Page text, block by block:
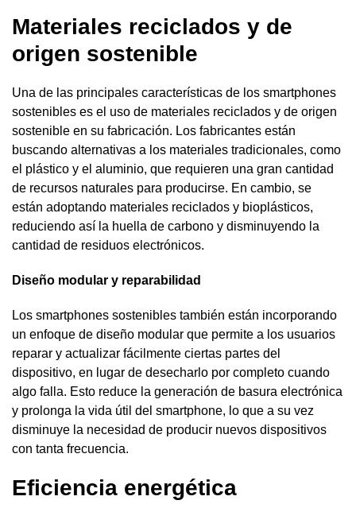
Materiales reciclados y de
origen sostenible
Una de las principales características de los smartphones
sostenibles es el uso de materiales reciclados y de origen
sostenible en su fabricación. Los fabricantes están
buscando alternativas a los materiales tradicionales, como
el plástico y el aluminio, que requieren una gran cantidad
de recursos naturales para producirse. En cambio, se
están adoptando materiales reciclados y bioplásticos,
reduciendo así la huella de carbono y disminuyendo la
cantidad de residuos electrónicos.
Diseño modular y reparabilidad
Los smartphones sostenibles también están incorporando
un enfoque de diseño modular que permite a los usuarios
reparar y actualizar fácilmente ciertas partes del
dispositivo, en lugar de desecharlo por completo cuando
algo falla. Esto reduce la generación de basura electrónica
y prolonga la vida útil del smartphone, lo que a su vez
disminuye la necesidad de producir nuevos dispositivos
con tanta frecuencia.
Eficiencia energética